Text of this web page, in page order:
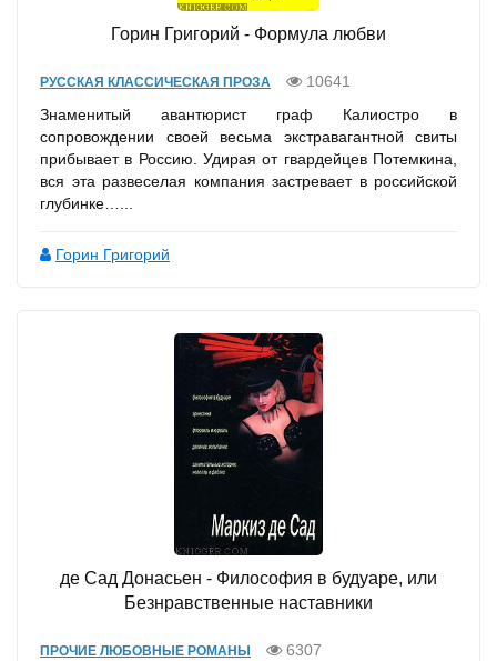
Горин Григорий - Формула любви
РУССКАЯ КЛАССИЧЕСКАЯ ПРОЗА
10641
Знаменитый авантюрист граф Калиостро в
сопровождении своей весьма экстравагантной свиты
прибывает в Россию. Удирая от гвардейцев Потемкина,
вся эта развеселая компания застревает в российской
глубинке…...
Горин Григорий
де Сад Донасьен - Философия в будуаре, или
Безнравственные наставники
ПРОЧИЕ ЛЮБОВНЫЕ РОМАНЫ
6307